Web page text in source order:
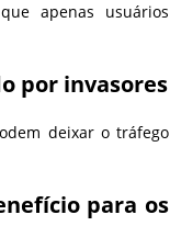
apenas usuários
por invasores
deixar o tráfego
para os